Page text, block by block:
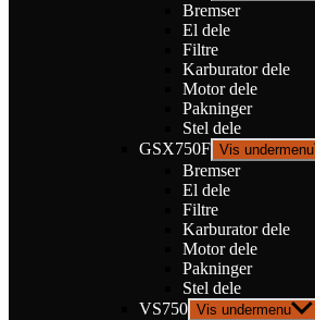
Bremser
El dele
Filtre
Karburator dele
Motor dele
Pakninger
Stel dele
GSX750F Vis undermenu
Bremser
El dele
Filtre
Karburator dele
Motor dele
Pakninger
Stel dele
VS750 Vis undermenu